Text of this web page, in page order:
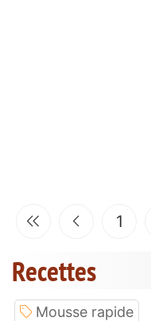
1
Recettes
Mousse rapide